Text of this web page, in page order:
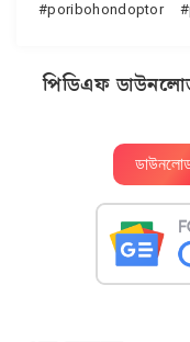
poribohondoptor
পিডিএফ